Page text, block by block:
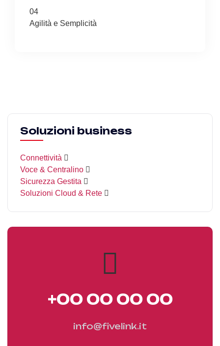
04
Agilità e Semplicità
Soluzioni business
Connettività
Voce & Centralino
Sicurezza Gestita
Soluzioni Cloud & Rete
+00 00 00 00
info@fivelink.it